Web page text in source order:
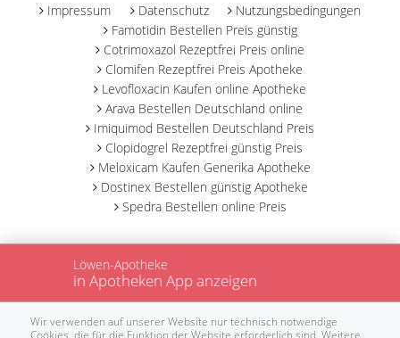
Impressum Datenschutz
Nutzungsbedingungen
Famotidin Bestellen Preis günstig
Cotrimoxazol Rezeptfrei Preis online
Clomifen Rezeptfrei Preis Apotheke
Levofloxacin Kaufen online Apotheke
Arava Bestellen Deutschland online
Imiquimod Bestellen Deutschland Preis
Clopidogrel Rezeptfrei günstig Preis
Meloxicam Kaufen Generika Apotheke
Dostinex Bestellen günstig Apotheke
Spedra Bestellen online Preis
Löwen-Apotheke
in Apotheken App anzeigen
Wir verwenden auf unserer Website nur technisch notwendige
Cookies, die für die Funktion der Website erforderlich sind. Weitere